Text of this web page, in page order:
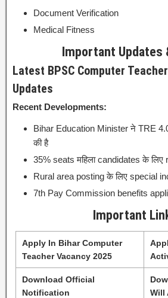
Document Verification
Medical Fitness
Important Updates
Latest BPSC Computer
Updates
Recent Developments:
Bihar Education Minister ने TRE
की है
35% seats महिला candidates के लिए
Rural area posting के लिए special
7th Pay Commission benefits
Important
Apply In Bihar Computer
Teacher Vacancy 2025
Download Official
Notification
Will